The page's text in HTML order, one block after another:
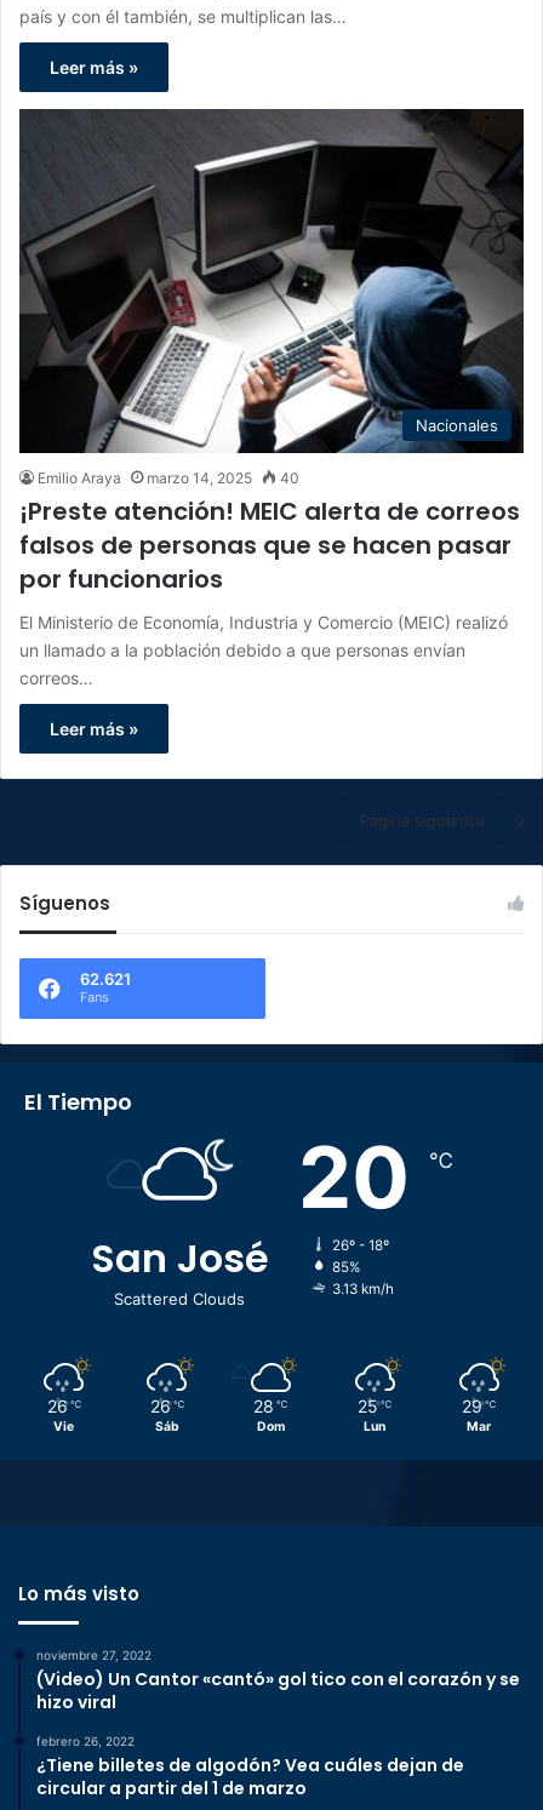
país y con él también, se multiplican las…
Leer más »
Nacionales
Emilio Araya marzo 14, 2025 40
¡Preste atención! MEIC alerta de correos
falsos de personas que se hacen pasar
por funcionarios
El Ministerio de Economía, Industria y Comercio (MEIC) realizó
un llamado a la población debido a que personas envían
correos…
Leer más »
Página siguiente
Síguenos
62.621
Fans
El Tiempo
San José
Scattered Clouds
20 ℃
26º - 18º
85%
3.13 km/h
26 ℃
Vie
26 ℃
Sáb
28 ℃
Dom
25 ℃
Lun
29 ℃
Mar
Lo más visto
noviembre 27, 2022
(Video) Un Cantor «cantó» gol tico con el corazón y se
hizo viral
febrero 26, 2022
¿Tiene billetes de algodón? Vea cuáles dejan de
circular a partir del 1 de marzo